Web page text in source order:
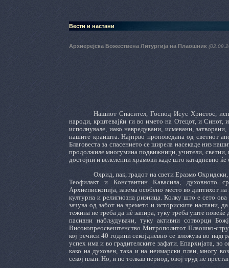
Вести и настани
Архиерејска Божествена Литургија на Плаошник
Нашиот Спасител, Господ Исус Христос,
народи, крштевајќи ги во името на Отецот, и
исполнувале, иако навредувани, исмевани,
нашите краишта. Најпрво проповедана од светиот
Благовеста за спасението се ширела насекаде низ
продолжиле многумина подвижници, учители, светии,
достојни и велелепни храмови каде што катадневно
Охрид, пак, градот на свети Еразмо
Теофилакт и Константин Кавасила, духовното
Архиепископија, зазема особено место во диптихот
културна и религиозна ризница. Колку што е сето
зачува од забот на времето и историските настани,
тежина не треба да нѐ запира, туку треба уште
пасивни набљудувачи, туку активни сотворци
Високопреосвештенство Митрополитот Плаошко-
кој речиси 40 години секојдневно се вложува во
успех има и во градителските зафати. Епархијата,
како на духовен, така и на неимарски план, многу
секој план. Но, и по толкав период, овој труд не